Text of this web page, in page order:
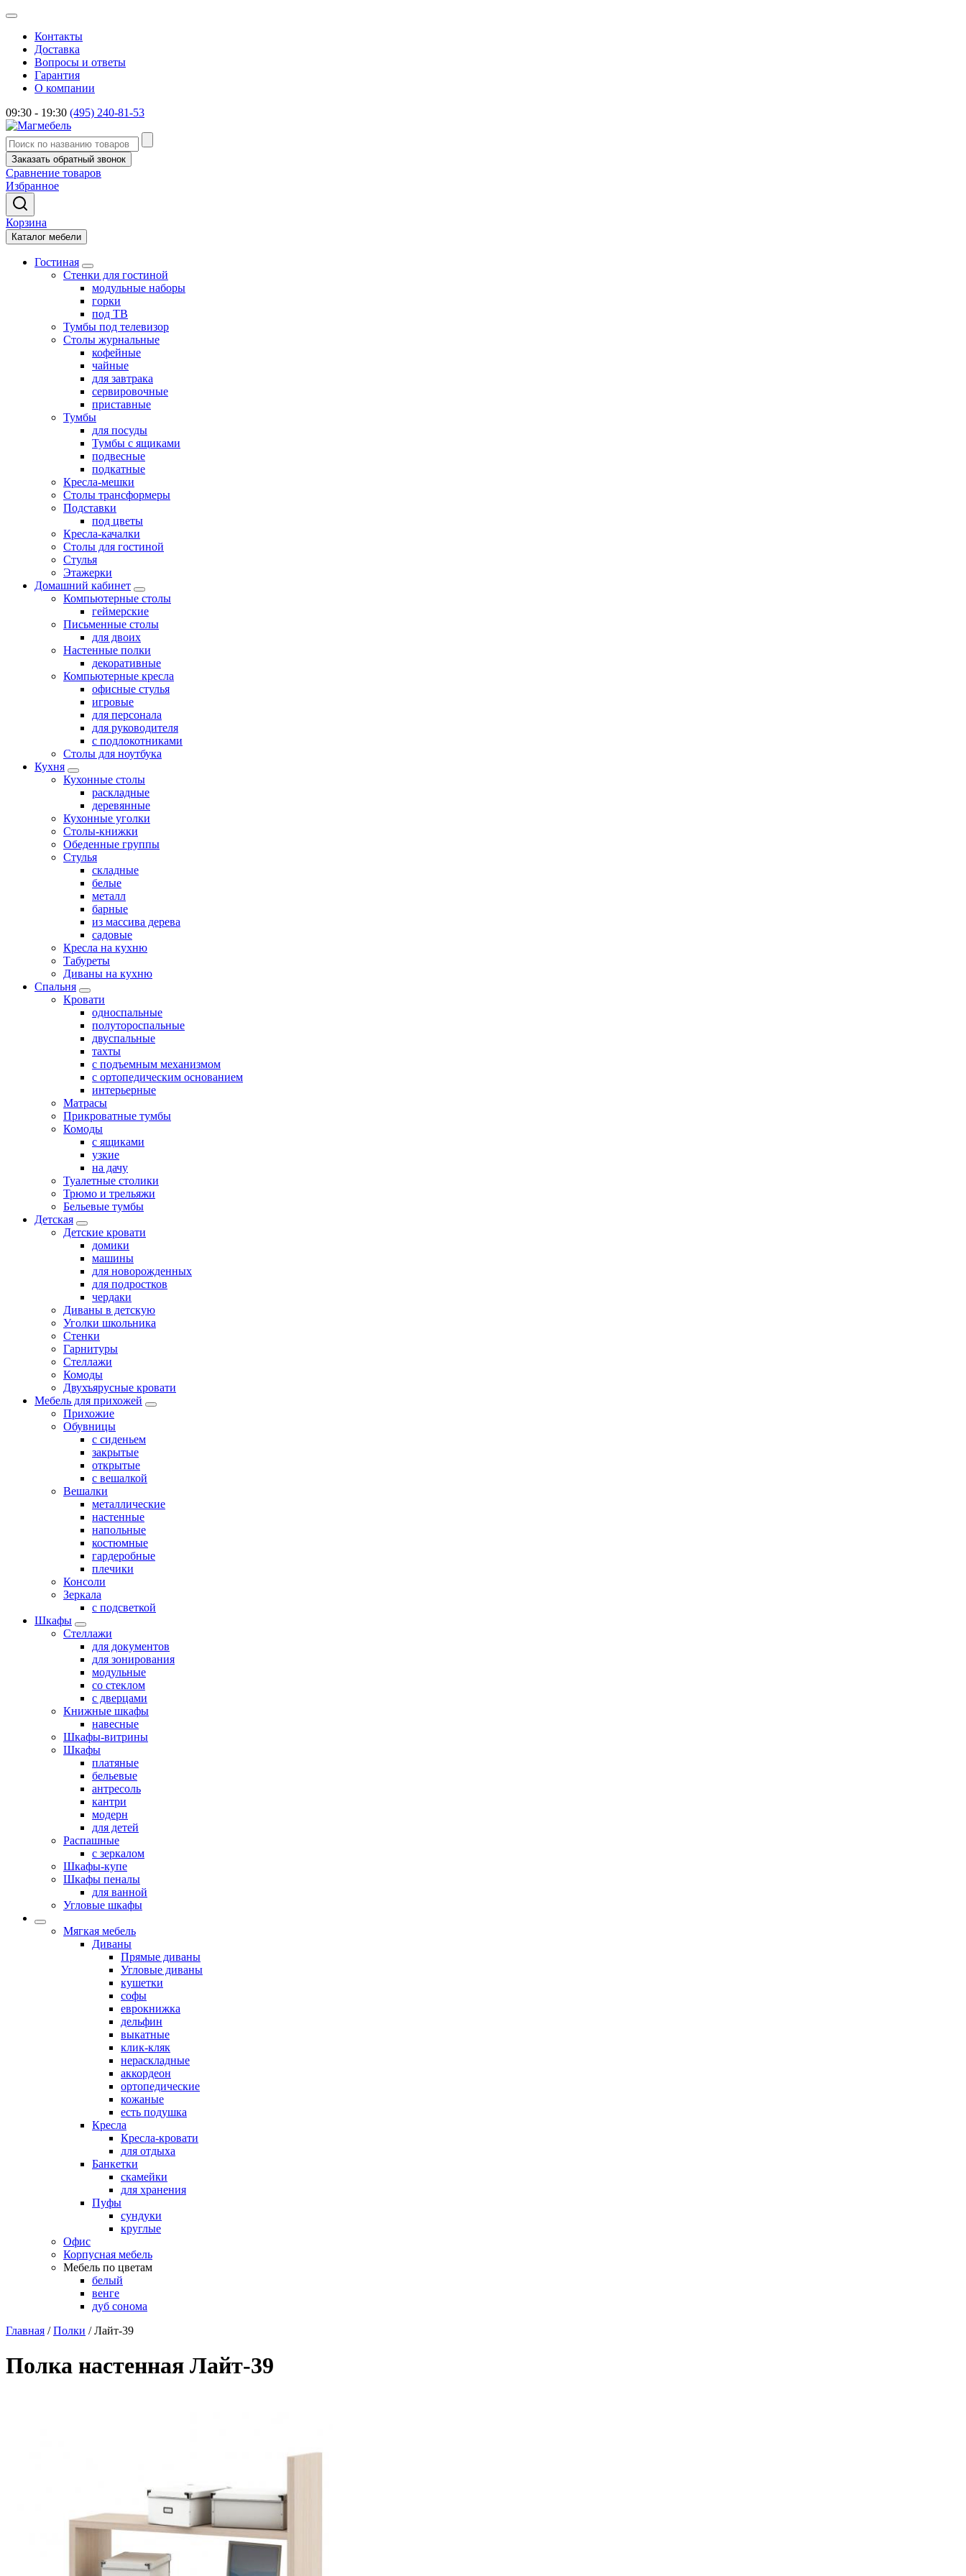
Контакты
Доставка
Вопросы и ответы
Гарантия
О компании
09:30 - 19:30 (495) 240-81-53
Заказать обратный звонок
Сравнение товаров
Избранное
Корзина
Каталог мебели
Гостиная
Стенки для гостиной
модульные наборы
горки
под ТВ
Тумбы под телевизор
Столы журнальные
кофейные
чайные
для завтрака
сервировочные
приставные
Тумбы
для посуды
Тумбы с ящиками
подвесные
подкатные
Кресла-мешки
Столы трансформеры
Подставки
под цветы
Кресла-качалки
Столы для гостиной
Стулья
Этажерки
Домашний кабинет
Компьютерные столы
геймерские
Письменные столы
для двоих
Настенные полки
декоративные
Компьютерные кресла
офисные стулья
игровые
для персонала
для руководителя
с подлокотниками
Столы для ноутбука
Кухня
Кухонные столы
раскладные
деревянные
Кухонные уголки
Столы-книжки
Обеденные группы
Стулья
складные
белые
металл
барные
из массива дерева
садовые
Кресла на кухню
Табуреты
Диваны на кухню
Спальня
Кровати
односпальные
полутороспальные
двуспальные
тахты
с подъемным механизмом
с ортопедическим основанием
интерьерные
Матрасы
Прикроватные тумбы
Комоды
с ящиками
узкие
на дачу
Туалетные столики
Трюмо и трельяжи
Бельевые тумбы
Детская
Детские кровати
домики
машины
для новорожденных
для подростков
чердаки
Диваны в детскую
Уголки школьника
Стенки
Гарнитуры
Стеллажи
Комоды
Двухъярусные кровати
Мебель для прихожей
Прихожие
Обувницы
с сиденьем
закрытые
открытые
с вешалкой
Вешалки
металлические
настенные
напольные
костюмные
гардеробные
плечики
Консоли
Зеркала
с подсветкой
Шкафы
Стеллажи
для документов
для зонирования
модульные
со стеклом
с дверцами
Книжные шкафы
навесные
Шкафы-витрины
Шкафы
платяные
бельевые
антресоль
кантри
модерн
для детей
Распашные
с зеркалом
Шкафы-купе
Шкафы пеналы
для ванной
Угловые шкафы
Мягкая мебель
Диваны
Прямые диваны
Угловые диваны
кушетки
софы
еврокнижка
дельфин
выкатные
клик-кляк
нераскладные
аккордеон
ортопедические
кожаные
есть подушка
Кресла
Кресла-кровати
для отдыха
Банкетки
скамейки
для хранения
Пуфы
сундуки
круглые
Офис
Корпусная мебель
Мебель по цветам
белый
венге
дуб сонома
Главная / Полки / Лайт-39
Полка настенная Лайт-39